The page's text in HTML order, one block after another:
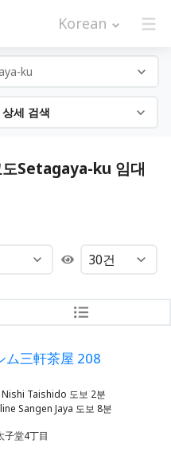
Korean
ku
상세 검색
Setagaya-ku 임대
ム三軒茶屋 208
Taishido 도보 2분
子堂4丁目